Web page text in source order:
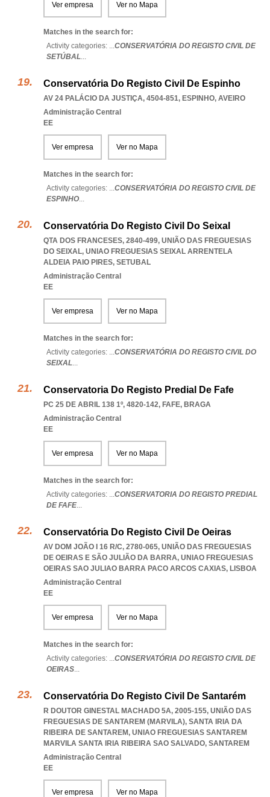
Ver empresa Ver no Mapa
Matches in the search for:
Activity categories: ...CONSERVATÓRIA DO REGISTO CIVIL DE
SETÚBAL...
Conservatória Do Registo Civil De Espinho
AV 24 PALÁCIO DA JUSTIÇA, 4504-851, ESPINHO, AVEIRO
Administração Central
EE
Ver empresa Ver no Mapa
Matches in the search for:
Activity categories: ...CONSERVATÓRIA DO REGISTO CIVIL DE
ESPINHO...
Conservatória Do Registo Civil Do Seixal
QTA DOS FRANCESES, 2840-499, UNIÃO DAS FREGUESIAS
DO SEIXAL, UNIAO FREGUESIAS SEIXAL ARRENTELA
ALDEIA PAIO PIRES, SETUBAL
Administração Central
EE
Ver empresa Ver no Mapa
Matches in the search for:
Activity categories: ...CONSERVATÓRIA DO REGISTO CIVIL DO
SEIXAL...
Conservatoria Do Registo Predial De Fafe
PC 25 DE ABRIL 138 1º, 4820-142, FAFE, BRAGA
Administração Central
EE
Ver empresa Ver no Mapa
Matches in the search for:
Activity categories: ...CONSERVATORIA DO REGISTO PREDIAL
DE FAFE...
Conservatória Do Registo Civil De Oeiras
AV DOM JOÃO I 16 R/C, 2780-065, UNIÃO DAS FREGUESIAS
DE OEIRAS E SÃO JULIÃO DA BARRA, UNIAO FREGUESIAS
OEIRAS SAO JULIAO BARRA PACO ARCOS CAXIAS, LISBOA
Administração Central
EE
Ver empresa Ver no Mapa
Matches in the search for:
Activity categories: ...CONSERVATÓRIA DO REGISTO CIVIL DE
OEIRAS...
Conservatória Do Registo Civil De Santarém
R DOUTOR GINESTAL MACHADO 5A, 2005-155, UNIÃO DAS
FREGUESIAS DE SANTAREM (MARVILA), SANTA IRIA DA
RIBEIRA DE SANTAREM, UNIAO FREGUESIAS SANTAREM
MARVILA SANTA IRIA RIBEIRA SAO SALVADO, SANTAREM
Administração Central
EE
Ver empresa Ver no Mapa